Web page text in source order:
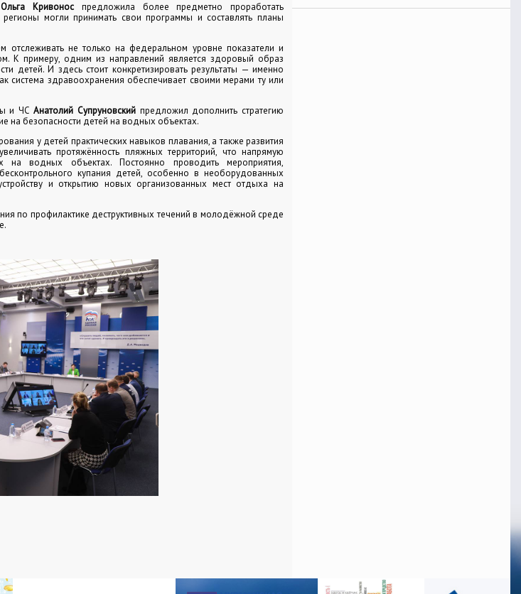
Ольга Кривонос предложила более предметно проработать
могли принимать свои программы и составлять планы
отслеживать не только на федеральном уровне показатели и
К примеру, одним из направлений является здоровый образ
детей. И здесь стоит конкретизировать результаты — именно
система здравоохранения обеспечивает своими мерами ту или
и ЧСАнатолий Супруновский предложил дополнить стратегию
на безопасности детей на водных объектах.
у детей практических навыков плавания, а также развития
протяжённость пляжных территорий, что напрямую
на водных объектах. Постоянно проводить мероприятия,
купания детей, особенно в необорудованных
и открытию новых организованных мест отдыха на
по профилактике деструктивных течений в молодёжной среде